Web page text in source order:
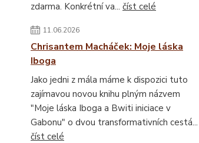
zdarma. Konkrétní va... číst celé
11.06.2026
Chrisantem Macháček: Moje láska
Iboga
Jako jedni z mála máme k dispozici tuto
zajímavou novou knihu plným názvem
"Moje láska Iboga a Bwiti iniciace v
Gabonu" o dvou transformativních cestá...
číst celé